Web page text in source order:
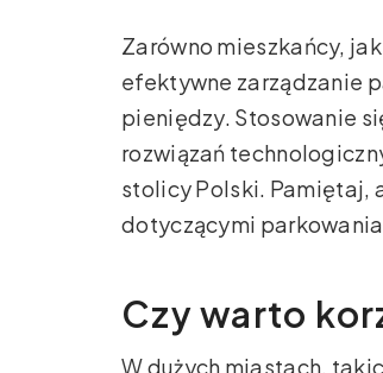
Zarówno mieszkańcy,
efektywne zarządzanie
pieniędzy. Stosowanie
rozwiązań
stolicy Polski. Pamiętaj,
dotyczącymi
Czy warto
W dużych miastach,